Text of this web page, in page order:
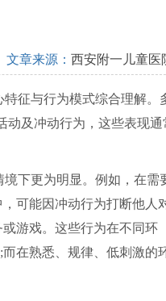
文章来源： 西安附一儿童医
征与行为模式综合理解。
动及冲动行为，这些表现通
下更为明显。例如，在需
可能因冲动行为打断他人
游戏。这些行为在不同环
在熟悉、规律、低刺激的